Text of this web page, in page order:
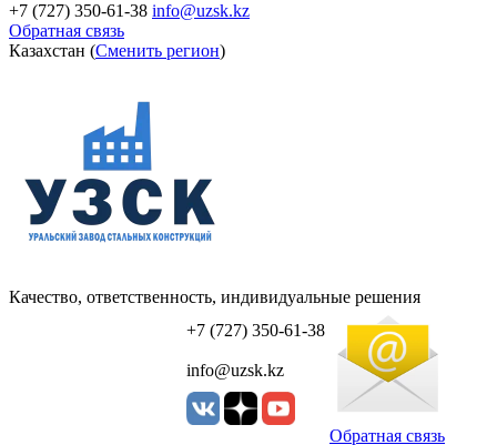
+7 (727) 350-61-38 info@uzsk.kz
Обратная связь
Казахстан (Сменить регион)
УЗСК Казахстан
Качество, ответственность, индивидуальные решения
+7 (727) 350-61-38
info@uzsk.kz
Обратная связь